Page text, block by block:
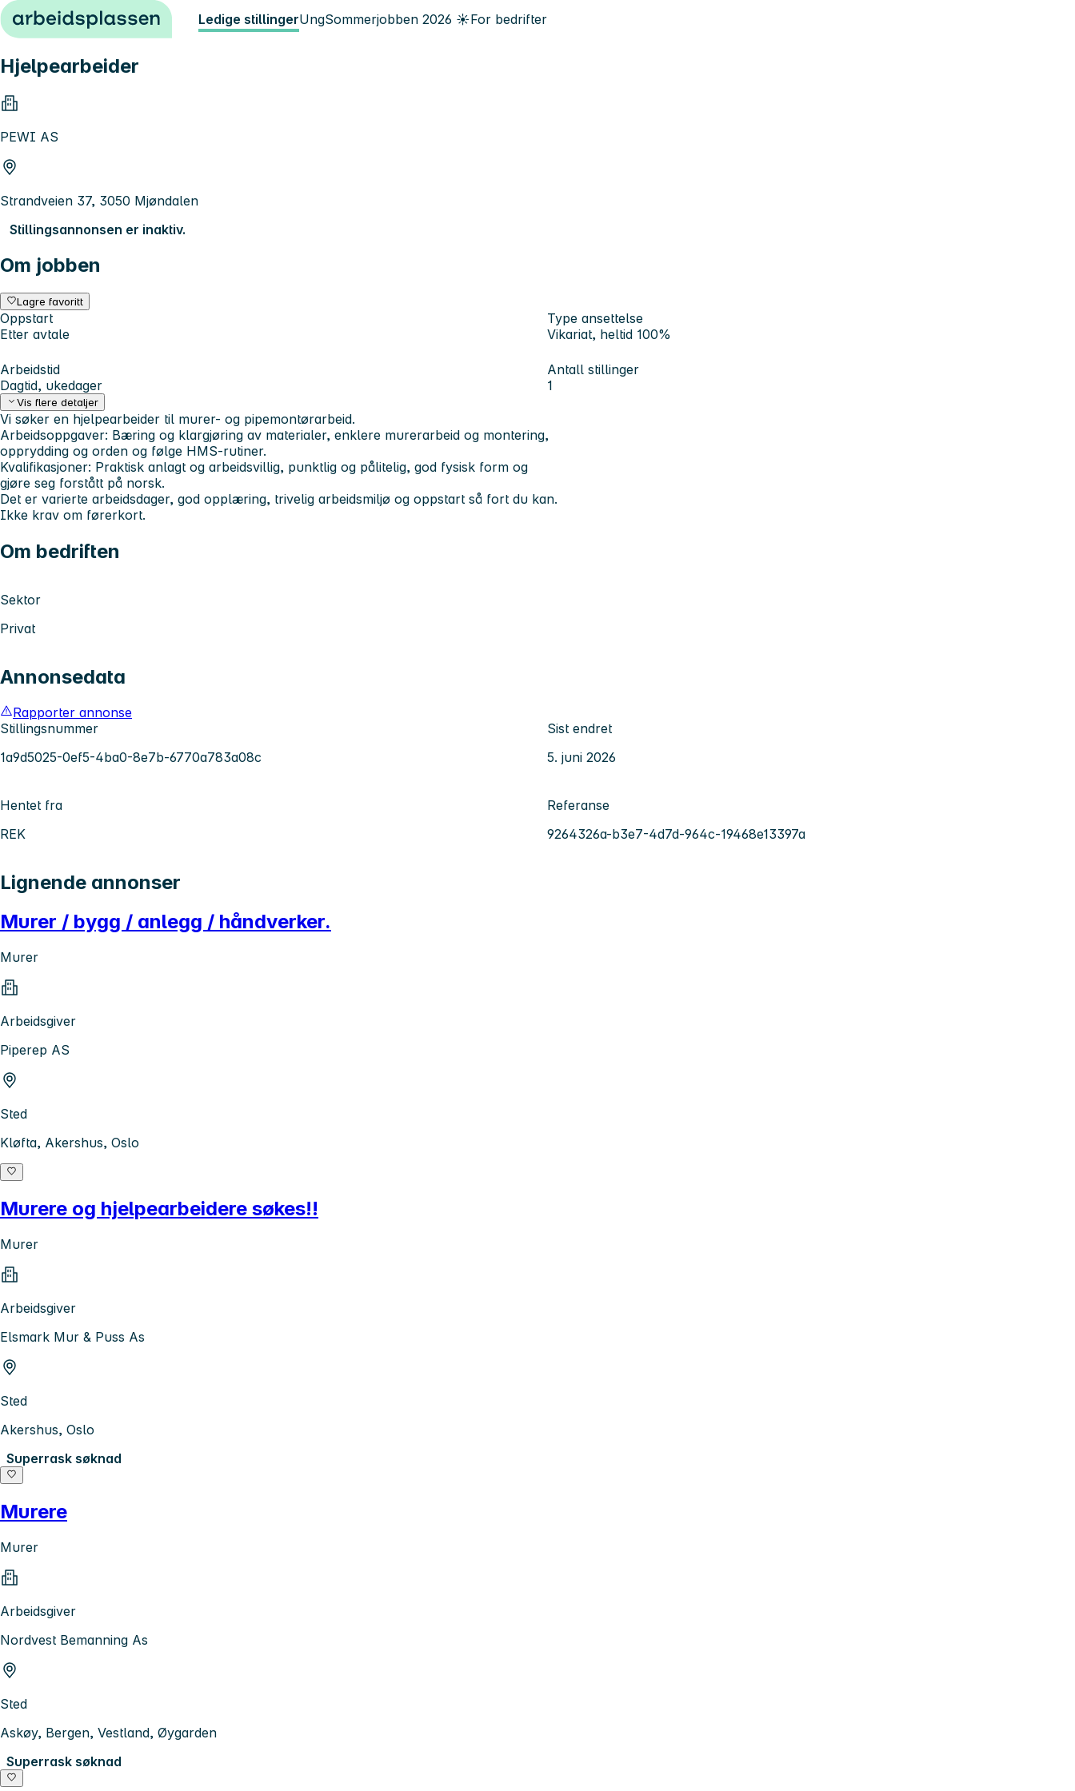
Hopp til innhold Ledige stillingerUngSommerjobben 2026 ☀️For bedrifter
Hjelpearbeider
PEWI AS
Strandveien 37, 3050 Mjøndalen
Stillingsannonsen er inaktiv.
Om jobben
Lagre favoritt
Oppstart
Etter avtale
Type ansettelse
Vikariat, heltid 100%
Arbeidstid
Dagtid, ukedager
Antall stillinger
1
Vis flere detaljer
Vi søker en hjelpearbeider til murer- og pipemontørarbeid.
Arbeidsoppgaver: Bæring og klargjøring av materialer, enklere murerarbeid og montering,
opprydding og orden og følge HMS-rutiner.
Kvalifikasjoner: Praktisk anlagt og arbeidsvillig, punktlig og pålitelig, god fysisk form og
gjøre seg forstått på norsk.
Det er varierte arbeidsdager, god opplæring, trivelig arbeidsmiljø og oppstart så fort du kan.
Ikke krav om førerkort.
Om bedriften
Sektor
Privat
Annonsedata
Rapporter annonse
Stillingsnummer
1a9d5025-0ef5-4ba0-8e7b-6770a783a08c
Sist endret
5. juni 2026
Hentet fra
REK
Referanse
9264326a-b3e7-4d7d-964c-19468e13397a
Lignende annonser
Murer / bygg / anlegg / håndverker.
Murer
Arbeidsgiver
Piperep AS
Sted
Kløfta, Akershus, Oslo
Murere og hjelpearbeidere søkes!!
Murer
Arbeidsgiver
Elsmark Mur & Puss As
Sted
Akershus, Oslo
Superrask søknad
Murere
Murer
Arbeidsgiver
Nordvest Bemanning As
Sted
Askøy, Bergen, Vestland, Øygarden
Superrask søknad